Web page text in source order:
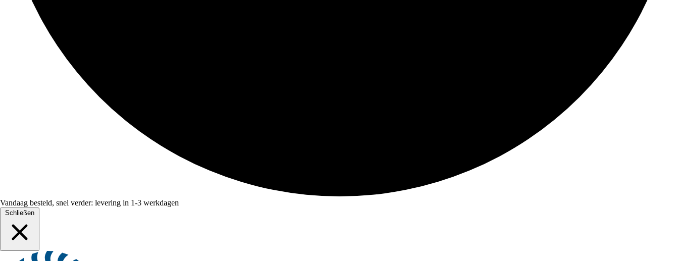
Vandaag besteld, snel verder: levering in 1-3 werkdagen
Schließen